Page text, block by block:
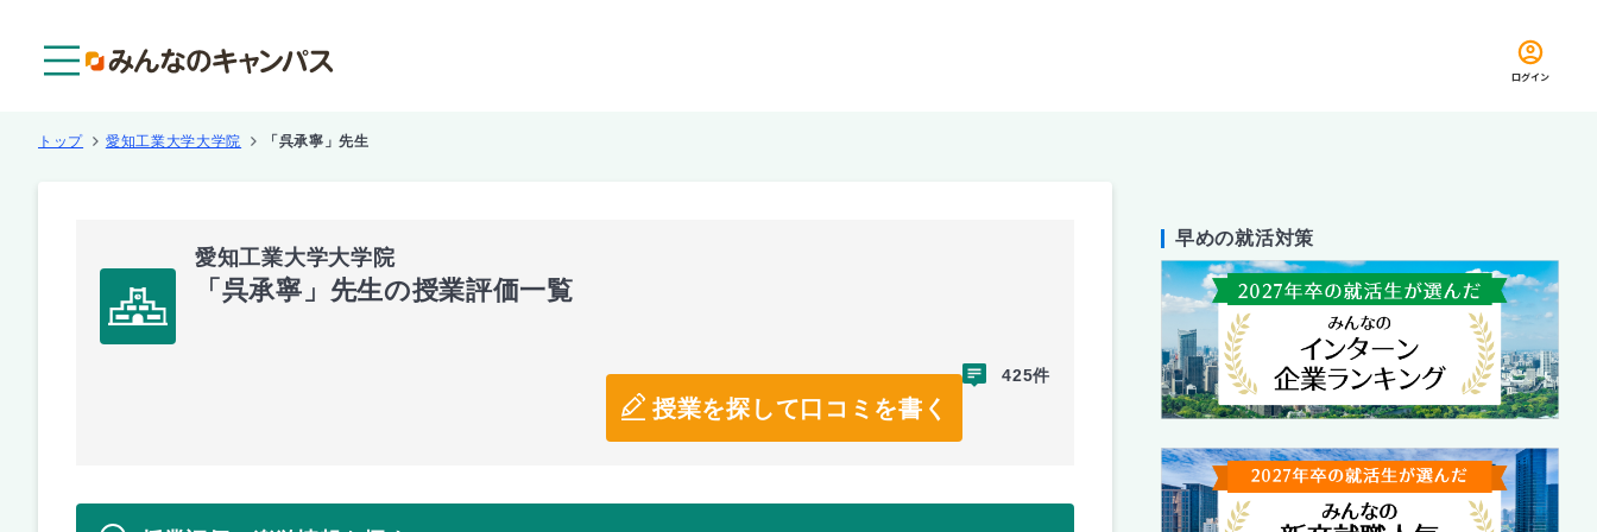
ログイン
トップ 愛知工業大学大学院 「呉承寧」先生
愛知工業大学大学院
「呉承寧」先生の授業評価一覧
授業を探して口コミを書く
425件
早めの就活対策